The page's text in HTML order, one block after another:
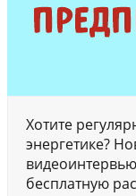
Хотите
энергетике?
бесплатную